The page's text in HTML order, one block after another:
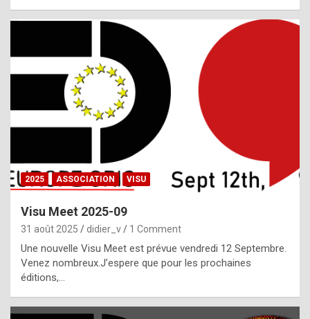
i
l
,
g
h
t
f
2025 ASSOCIATION VISU
Visu Meet 2025-09
31 août 2025 didier_v 1 Comment
Une nouvelle Visu Meet est prévue vendredi 12 Septembre.
Venez nombreux.J’espere que pour les prochaines
éditions,…